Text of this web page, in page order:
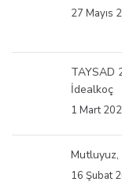
27 Mayıs
TAYSAD
İdealkoç
1 Mart
16 Şubat